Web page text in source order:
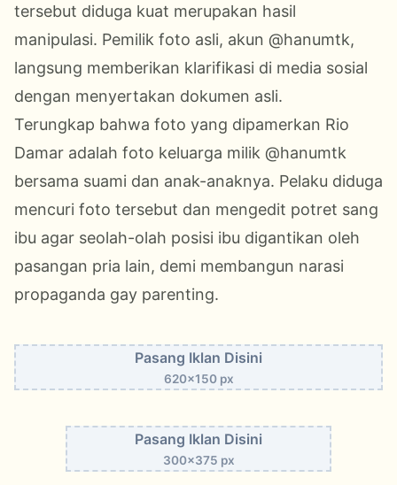
tersebut diduga kuat merupakan hasil
manipulasi. Pemilik foto asli, akun @hanumtk,
langsung memberikan klarifikasi di media sosial
dengan menyertakan dokumen asli.
Terungkap bahwa foto yang dipamerkan Rio
Damar adalah foto keluarga milik @hanumtk
bersama suami dan anak-anaknya. Pelaku diduga
mencuri foto tersebut dan mengedit potret sang
ibu agar seolah-olah posisi ibu digantikan oleh
pasangan pria lain, demi membangun narasi
propaganda gay parenting.
Pasang Iklan Disini
620x150 px
Pasang Iklan Disini
300x375 px